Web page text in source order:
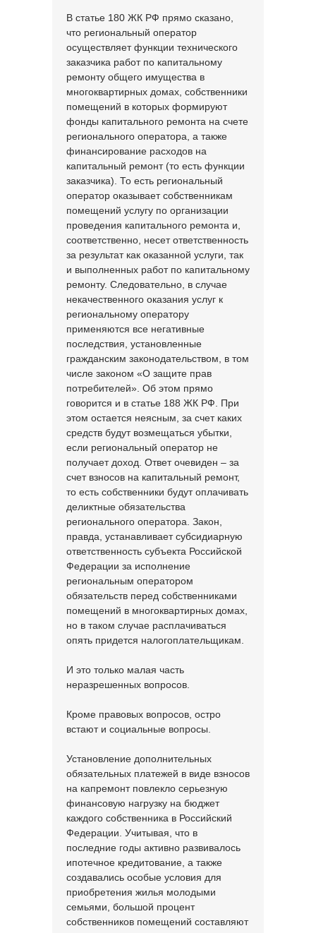
В статье 180 ЖК РФ прямо сказано,
что региональный оператор
осуществляет функции технического
заказчика работ по капитальному
ремонту общего имущества в
многоквартирных домах, собственники
помещений в которых формируют
фонды капитального ремонта на счете
регионального оператора, а также
финансирование расходов на
капитальный ремонт (то есть функции
заказчика). То есть региональный
оператор оказывает собственникам
помещений услугу по организации
проведения капитального ремонта и,
соответственно, несет ответственность
за результат как оказанной услуги, так
и выполненных работ по капитальному
ремонту. Следовательно, в случае
некачественного оказания услуг к
региональному оператору
применяются все негативные
последствия, установленные
гражданским законодательством, в том
числе законом «О защите прав
потребителей». Об этом прямо
говорится и в статье 188 ЖК РФ. При
этом остается неясным, за счет каких
средств будут возмещаться убытки,
если региональный оператор не
получает доход. Ответ очевиден – за
счет взносов на капитальный ремонт,
то есть собственники будут оплачивать
деликтные обязательства
регионального оператора. Закон,
правда, устанавливает субсидиарную
ответственность субъекта Российской
Федерации за исполнение
региональным оператором
обязательств перед собственниками
помещений в многоквартирных домах,
но в таком случае расплачиваться
опять придется налогоплательщикам.
И это только малая часть
неразрешенных вопросов.
Кроме правовых вопросов, остро
встают и социальные вопросы.
Установление дополнительных
обязательных платежей в виде взносов
на капремонт повлекло серьезную
финансовую нагрузку на бюджет
каждого собственника в Российский
Федерации. Учитывая, что в
последние годы активно развивалось
ипотечное кредитование, а также
создавались особые условия для
приобретения жилья молодыми
семьями, большой процент
собственников помещений составляют